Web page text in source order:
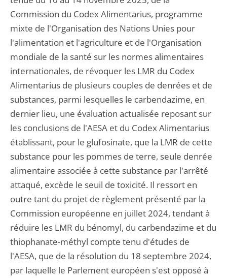
Commission du Codex Alimentarius, programme
mixte de l'Organisation des Nations Unies pour
l'alimentation et l'agriculture et de l'Organisation
mondiale de la santé sur les normes alimentaires
internationales, de révoquer les LMR du Codex
Alimentarius de plusieurs couples de denrées et de
substances, parmi lesquelles le carbendazime, en
dernier lieu, une évaluation actualisée reposant sur
les conclusions de l'AESA et du Codex Alimentarius
établissant, pour le glufosinate, que la LMR de cette
substance pour les pommes de terre, seule denrée
alimentaire associée à cette substance par l'arrêté
attaqué, excède le seuil de toxicité. Il ressort en
outre tant du projet de règlement présenté par la
Commission européenne en juillet 2024, tendant à
réduire les LMR du bénomyl, du carbendazime et du
thiophanate-méthyl compte tenu d'études de
l'AESA, que de la résolution du 18 septembre 2024,
par laquelle le Parlement européen s'est opposé à